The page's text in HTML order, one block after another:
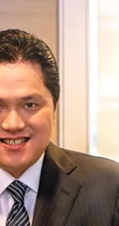
Fandi Cerita Darah
Persahabatannya
Persebaya
Piala Presiden
Kapten I Wayan Dipta